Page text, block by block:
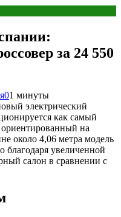
за 24 550
01 минуты
электрический
как самый
на
около 4,06 метра модель
благодаря увеличенной
салон в сравнении с